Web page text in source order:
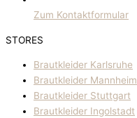
Zum Kontaktformular
STORES
Brautkleider Karlsruhe
Brautkleider Mannheim
Brautkleider Stuttgart
Brautkleider Ingolstadt